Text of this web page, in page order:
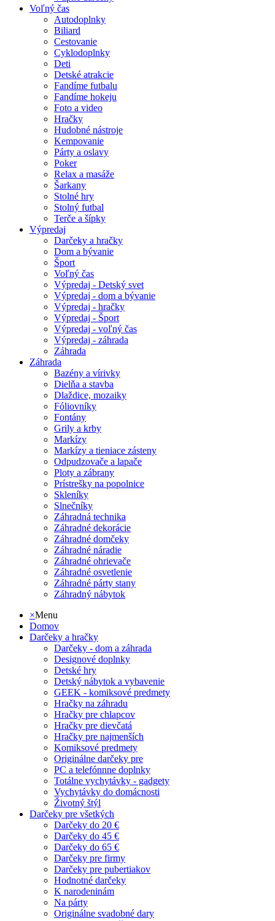
Voľný čas
Autodoplnky
Biliard
Cestovanie
Cyklodoplnky
Deti
Detské atrakcie
Fandíme futbalu
Fandíme hokeju
Foto a video
Hračky
Hudobné nástroje
Kempovanie
Párty a oslavy
Poker
Relax a masáže
Šarkany
Stolné hry
Stolný futbal
Terče a šípky
Výpredaj
Darčeky a hračky
Dom a bývanie
Šport
Voľný čas
Výpredaj - Detský svet
Výpredaj - dom a bývanie
Výpredaj - hračky
Výpredaj - Šport
Výpredaj - voľný čas
Výpredaj - záhrada
Záhrada
Záhrada
Bazény a vírivky
Dielňa a stavba
Dlaždice, mozaiky
Fóliovníky
Fontány
Grily a krby
Markízy
Markízy a tieniace zásteny
Odpudzovače a lapače
Ploty a zábrany
Prístrešky na popolnice
Skleníky
Slnečníky
Záhradná technika
Záhradné dekorácie
Záhradné domčeky
Záhradné náradie
Záhradné ohrievače
Záhradné osvetlenie
Záhradné párty stany
Záhradný nábytok
×Menu
Domov
Darčeky a hračky
Darčeky - dom a záhrada
Designové doplnky
Detské hry
Detský nábytok a vybavenie
GEEK - komiksové predmety
Hračky na záhradu
Hračky pre chlapcov
Hračky pre dievčatá
Hračky pre najmenších
Komiksové predmety
Originálne darčeky pre
PC a telefónnne doplnky
Totálne vychytávky - gadgety
Vychytávky do domácnosti
Životný štýl
Darčeky pre všetkých
Darčeky do 20 €
Darčeky do 45 €
Darčeky do 65 €
Darčeky pre firmy
Darčeky pre pubertiakov
Hodnotné darčeky
K narodeninám
Na párty
Originálne svadobné dary